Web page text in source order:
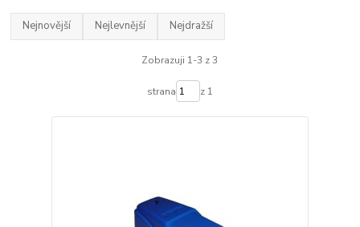
Nejnovější Nejlevnější Nejdražší
Zobrazuji 1-3 z 3
strana z 1